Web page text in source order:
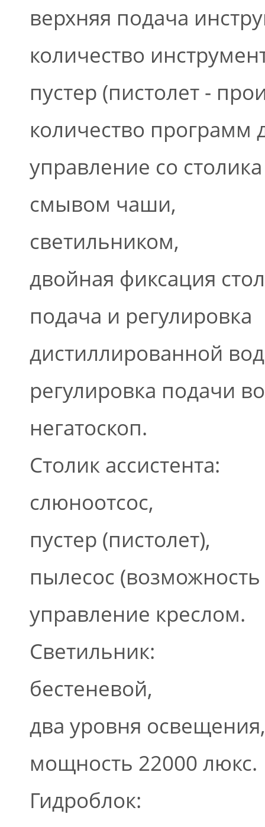
верхняя подача
количество
пустер (пистолет -
количество программ
управление со
смывом чаши,
светильником,
двойная фиксация
подача и регулировка
дистиллированной
регулировка подачи
негатоскоп.
Столик ассистента:
слюноотсос,
пустер (пистолет),
пылесос
управление креслом.
Светильник:
бестеневой,
два уровня освещения,
мощность 22000 люкс.
Гидроблок: